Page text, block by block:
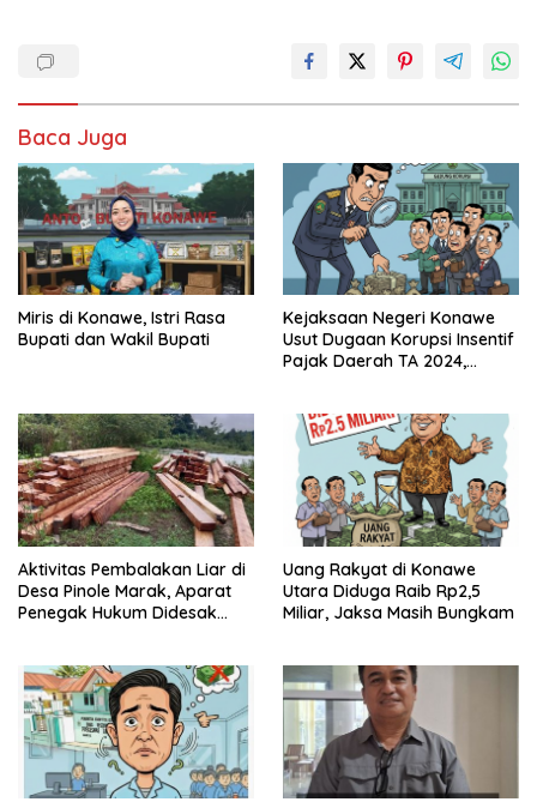
Baca Juga
Miris di Konawe, Istri Rasa
Bupati dan Wakil Bupati
Kejaksaan Negeri Konawe
Usut Dugaan Korupsi Insentif
Pajak Daerah TA 2024,
Aktivitas Pembalakan Liar di
Desa Pinole Marak, Aparat
Penegak Hukum Didesak
Uang Rakyat di Konawe
Utara Diduga Raib Rp2,5
Miliar, Jaksa Masih Bungkam